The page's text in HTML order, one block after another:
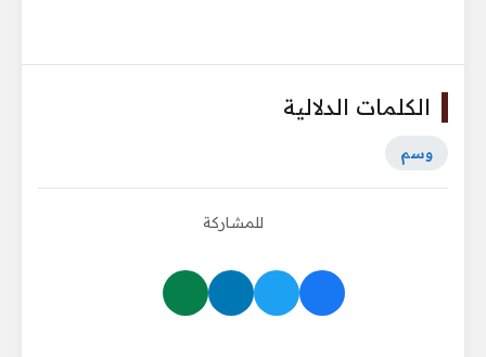
الكلمات الدلالية
وسم
للمشاركة